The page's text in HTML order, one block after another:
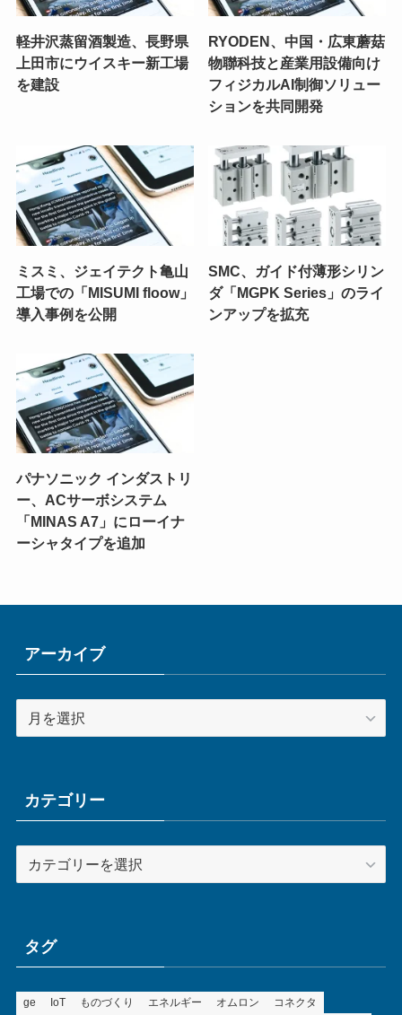
軽井沢蒸留酒製造、長野県
上田市にウイスキー新工場
を建設
RYODEN、中国・広東蘑菇
物聯科技と産業用設備向け
フィジカルAI制御ソリュー
ションを共同開発
ミスミ、ジェイテクト亀山
工場での「MISUMI floow」
導入事例を公開
SMC、ガイド付薄形シリン
ダ「MGPK Series」のライ
ンアップを拡充
パナソニック インダストリ
ー、ACサーボシステム
「MINAS A7」にローイナ
ーシャタイプを追加
アーカイブ
ー
ブカテゴリー
テ
ータグ
ge IoT ものづくり エネルギー オムロン コネクタ